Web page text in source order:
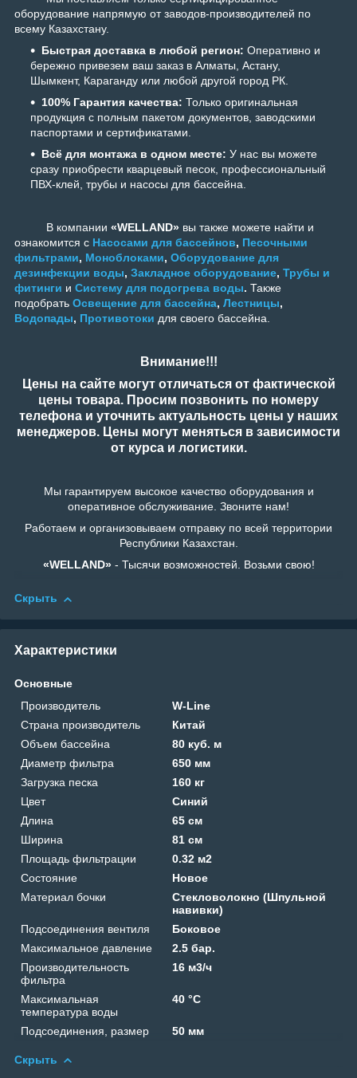
оборудование напрямую от заводов-производителей по
всему Казахстану.
Быстрая доставка в любой регион: Оперативно и
бережно привезем ваш заказ в Алматы, Астану,
Шымкент, Караганду или любой другой город РК.
100% Гарантия качества: Только оригинальная
продукция с полным пакетом документов, заводскими
паспортами и сертификатами.
Всё для монтажа в одном месте: У нас вы можете
сразу приобрести кварцевый песок, профессиональный
ПВХ-клей, трубы и насосы для бассейна.
В компании «WELLAND» вы также можете найти и
ознакомится с Насосами для бассейнов, Песочными
фильтрами, Моноблоками, Оборудование для
дезинфекции воды, Закладное оборудование, Трубы и
фитинги и Систему для подогрева воды. Также
подобрать Освещение для бассейна, Лестницы,
Водопады, Противотоки для своего бассейна.
Внимание!!!
Цены на сайте могут отличаться от фактической
цены товара. Просим позвонить по номеру
телефона и уточнить актуальность цены у наших
менеджеров. Цены могут меняться в зависимости
от курса и логистики.
Мы гарантируем высокое качество оборудования и
оперативное обслуживание. Звоните нам!
Работаем и организовываем отправку по всей территории
Республики Казахстан.
«WELLAND»- Тысячи возможностей. Возьми свою!
Скрыть
Характеристики
Основные
Производитель
W-Line
Страна производитель
Китай
Объем бассейна
80 куб. м
Диаметр фильтра
650 мм
Загрузка песка
160 кг
Цвет
Синий
Длина
65 см
Ширина
81 см
Площадь фильтрации
0.32 м2
Состояние
Новое
Материал бочки
Стекловолокно (Шпульной
навивки)
Подсоединения вентиля
Боковое
Максимальное давление
2.5 бар.
Производительность
фильтра
16 м3/ч
Максимальная
температура воды
40 °C
Подсоединения, размер 50 мм
Скрыть